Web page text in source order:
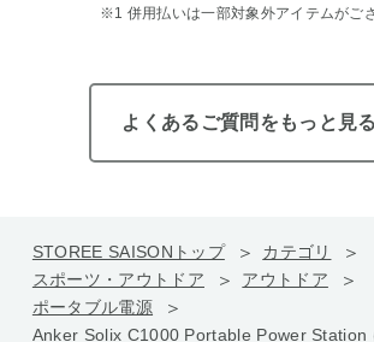
※1 併用払いは一部対象外アイテムがご
よくあるご質問をもっと見る
STOREE SAISONトップ
カテゴリ
スポーツ・アウトドア
アウトドア
ポータブル電源
Anker Solix C1000 Portable Power Station